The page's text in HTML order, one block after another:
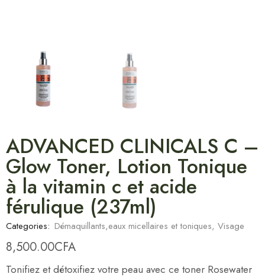
ADVANCED CLINICALS C –
Glow Toner, Lotion Tonique
à la vitamin c et acide
férulique (237ml)
Categories: Démaquillants,eaux micellaires et toniques, Visage
8,500.00CFA
Tonifiez et détoxifiez votre peau avec ce toner Rosewater